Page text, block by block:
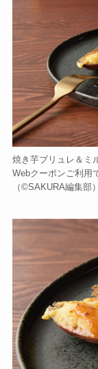
焼き芋ブリュレ＆ミ
Webクーポンご利用
（©️SAKURA編集部）